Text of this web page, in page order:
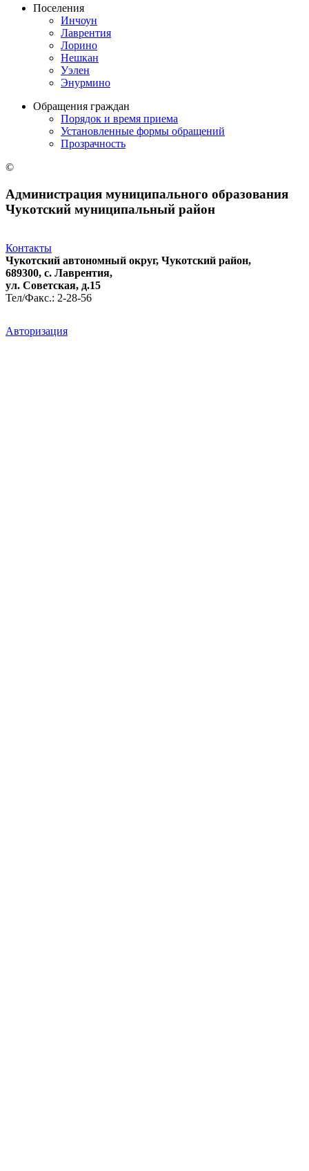
Поселения
Инчоун
Лаврентия
Лорино
Нешкан
Уэлен
Энурмино
Обращения граждан
Порядок и время приема
Установленные формы обращений
Прозрачность
©
Администрация муниципального образования
Чукотский муниципальный район
Контакты
Чукотский автономный округ, Чукотский район,
689300, с. Лаврентия,
ул. Советская, д.15
Тел/Факс.: 2-28-56
Авторизация